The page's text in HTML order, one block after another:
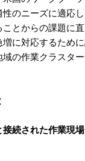
のニーズに適応
とからの課題に
に対応するため
域の作業クラスタ
接続された作業現